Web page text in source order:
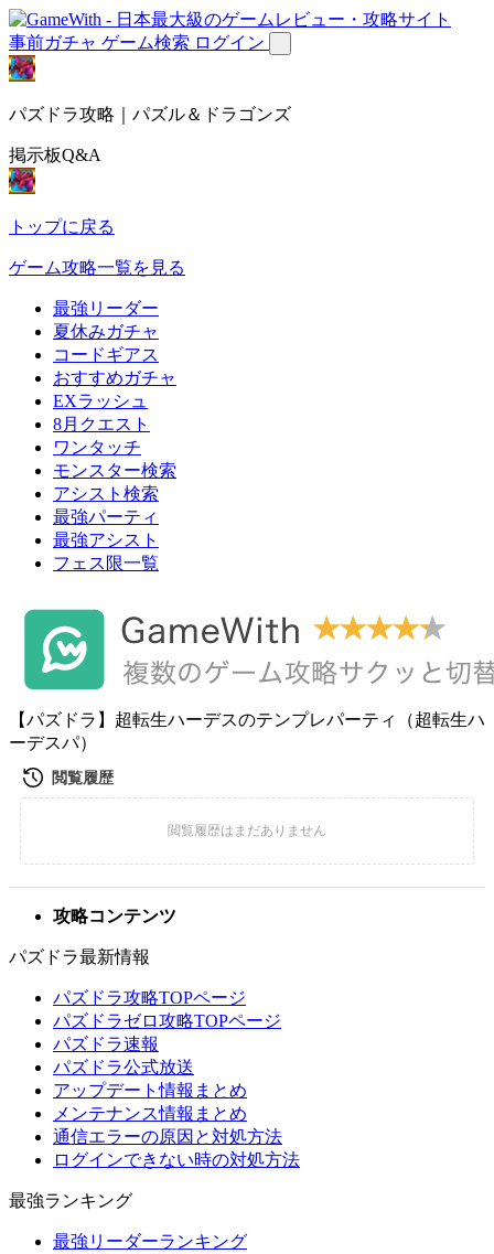
事前ガチャ ゲーム検索 ログイン
パズドラ攻略｜パズル＆ドラゴンズ
掲示板Q&A
トップに戻る
ゲーム攻略一覧を見る
最強リーダー
夏休みガチャ
コードギアス
おすすめガチャ
EXラッシュ
8月クエスト
ワンタッチ
モンスター検索
アシスト検索
最強パーティ
最強アシスト
フェス限一覧
【パズドラ】超転生ハーデスのテンプレパーティ（超転生ハ
ーデスパ）
攻略コンテンツ
パズドラ最新情報
パズドラ攻略TOPページ
パズドラゼロ攻略TOPページ
パズドラ速報
パズドラ公式放送
アップデート情報まとめ
メンテナンス情報まとめ
通信エラーの原因と対処方法
ログインできない時の対処方法
最強ランキング
最強リーダーランキング